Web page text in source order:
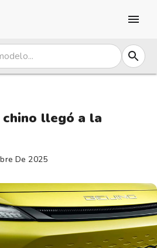
llegó a la
De 2025